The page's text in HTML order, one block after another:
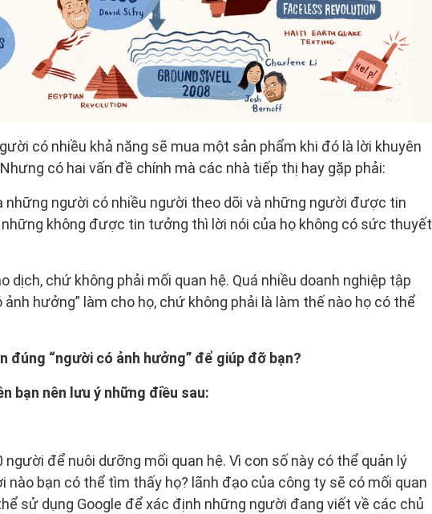
có nhiều khả năng sẽ mua một sản phẩm khi đó là lời khuyên
có hai vấn đề chính mà các nhà tiếp thị hay gặp phải:
những người có nhiều người theo dõi và những người được tin
không được tin tưởng thì lời nói của họ không có sức thuyết
dịch, chứ không phải mối quan hệ. Quá nhiều doanh nghiệp tập
hưởng” làm cho họ, chứ không phải là làm thế nào họ có thể
đúng “người có ảnh hưởng” để giúp đỡ bạn?
bạn nên lưu ý những điều sau:
để nuôi dưỡng mối quan hệ. Vì con số này có thể quản lý
nào bạn có thể tìm thấy họ? lãnh đạo của công ty sẽ có mối quan
sử dụng Google để xác định những người đang viết về các chủ